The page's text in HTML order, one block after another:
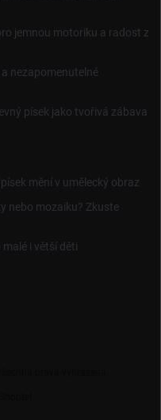
jemnou motoriku a radost z
nezapomenutelné
písek jako tvořivá zábava
mění v umělecký obraz
nebo mozaiku? Zkuste
i větší děti